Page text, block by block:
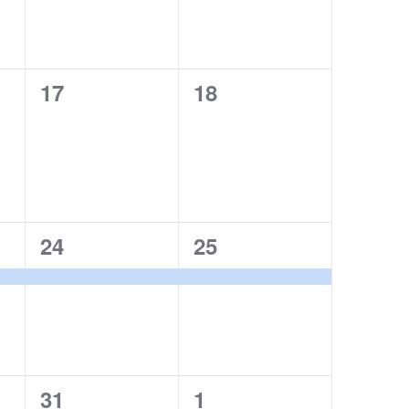
0
17
0
18
1
évènement,
24
1
évènement,
25
1
31
1
1